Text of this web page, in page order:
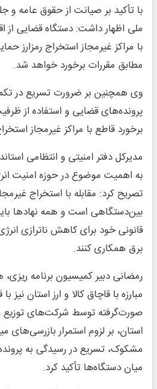
با تأکید بر صیانت از حقوق عامه و
ملی اظهار داشت: دستگاه قضایی از
با مراکز غیرمجاز استخراج رمزارز
مطابق مقررات برخورد خواهد شد.
وی همچنین بر ضرورت تسریع در
پرونده‌های قضایی و استفاده از
برخورد قاطع با مراکز غیرمجاز
مدیرکل دفتر امنیتی و انتظامی
به اهمیت موضوع در حوزه امنیت
تصریح کرد: مقابله با استخراج
بین‌دستگاهی است و همه نهادها
قانونی خود برای کاهش ناترازی
برق همکاری کنند.
رمضانی دبیر کمیسیون برنامه
مبارزه با قاچاق کالا و ارز استان نیز
صورت‌گرفته توسط شرکت‌های
استان، بر لزوم استمرار بازرسی‌های
مشکوک، تسریع در رسیدگی به
میان دستگاه‌ها تأکید کرد.